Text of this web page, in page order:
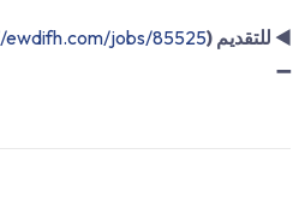
◀️ للتقديم (ewdifh.com/jobs/85525
➖